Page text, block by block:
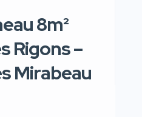
8m²
Rigons –
Mirabeau